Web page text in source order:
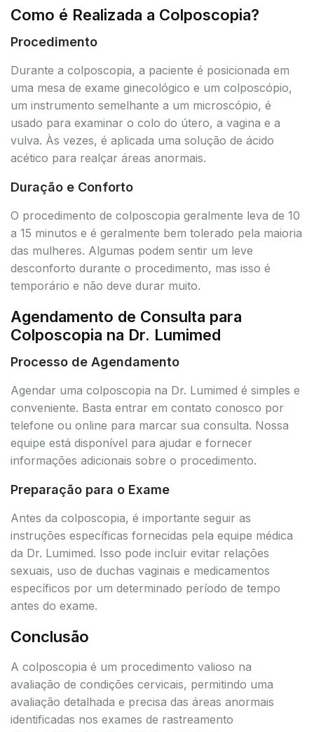
Como é Realizada a Colposcopia?
Procedimento
Durante a colposcopia, a paciente é posicionada em
uma mesa de exame ginecológico e um colposcópio,
um instrumento semelhante a um microscópio, é
usado para examinar o colo do útero, a vagina e a
vulva. Às vezes, é aplicada uma solução de ácido
acético para realçar áreas anormais.
Duração e Conforto
O procedimento de colposcopia geralmente leva de 10
a 15 minutos e é geralmente bem tolerado pela maioria
das mulheres. Algumas podem sentir um leve
desconforto durante o procedimento, mas isso é
temporário e não deve durar muito.
Agendamento de Consulta para
Colposcopia na Dr. Lumimed
Processo de Agendamento
Agendar uma colposcopia na Dr. Lumimed é simples e
conveniente. Basta entrar em contato conosco por
telefone ou online para marcar sua consulta. Nossa
equipe está disponível para ajudar e fornecer
informações adicionais sobre o procedimento.
Preparação para o Exame
Antes da colposcopia, é importante seguir as
instruções específicas fornecidas pela equipe médica
da Dr. Lumimed. Isso pode incluir evitar relações
sexuais, uso de duchas vaginais e medicamentos
específicos por um determinado período de tempo
antes do exame.
Conclusão
A colposcopia é um procedimento valioso na
avaliação de condições cervicais, permitindo uma
avaliação detalhada e precisa das áreas anormais
identificadas nos exames de rastreamento